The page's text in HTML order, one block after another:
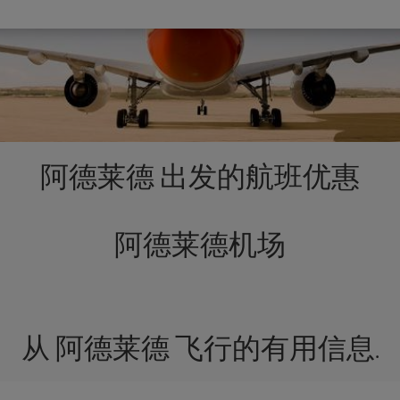
阿德莱德 出发的航班优惠
阿德莱德机场
从 阿德莱德 飞行的有用信息.